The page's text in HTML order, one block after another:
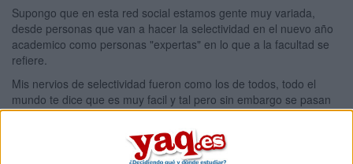
Supongo que en esta red social estamos gente muy variada,
desde personas que van a hacer la selectividad en el nuevo año
academico como personas "expertas" en lo que a la facultad se
refiere.
Mis nervios de selectividad fueron como los de todos, todo el
mundo te dice que es muy facil y tal pero sin embargo se pasan
nervios hasta el ultimo dia. Y luego (en mi caso por lo menos) te
ves obligada a darles la razon. pues en efecto no era para tanto.
Hay veces que no se consigue la nota deseada, sin duda un palo